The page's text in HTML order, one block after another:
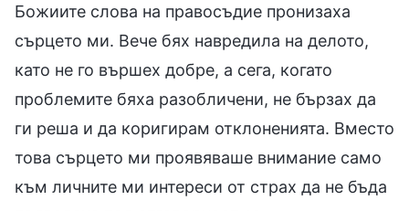
Божиите слова на правосъдие пронизаха
сърцето ми. Вече бях навредила на делото,
като не го вършех добре, а сега, когато
проблемите бяха разобличени, не бързах да
ги реша и да коригирам отклоненията. Вместо
това сърцето ми проявяваше внимание само
към личните ми интереси от страх да не бъда